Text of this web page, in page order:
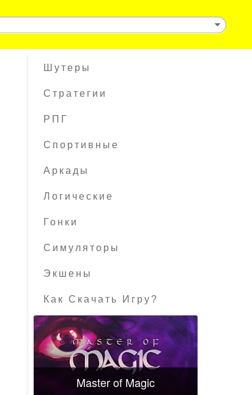
Шутеры
Стратегии
РПГ
Спортивные
Аркады
Логические
Гонки
Симуляторы
Экшены
Как Скачать Игру?
Master of Magic